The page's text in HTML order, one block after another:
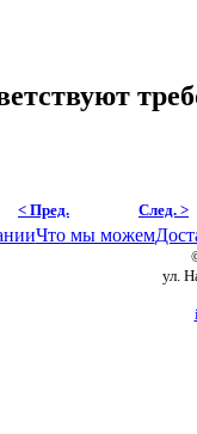
< Пред. След. >
Что мы можем
ул.